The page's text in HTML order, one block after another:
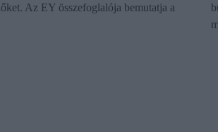
Az EY összefoglalója bemutatja a